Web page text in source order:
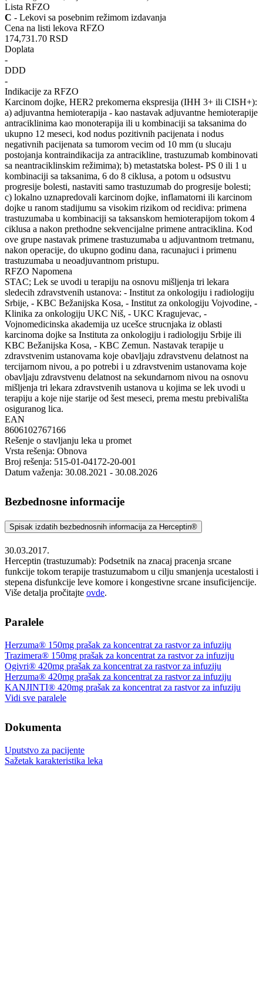
Lista RFZO
C - Lekovi sa posebnim režimom izdavanja
Cena na listi lekova RFZO
174,731.70 RSD
Doplata
-
DDD
-
Indikacije za RFZO
Karcinom dojke, HER2 prekomerna ekspresija (IHH 3+ ili CISH+):
a) adjuvantna hemioterapija - kao nastavak adjuvantne hemioterapije
antraciklinima kao monoterapija ili u kombinaciji sa taksanima do
ukupno 12 meseci, kod nodus pozitivnih pacijenata i nodus
negativnih pacijenata sa tumorom vecim od 10 mm (u slucaju
postojanja kontraindikacija za antracikline, trastuzumab kombinovati
sa neantraciklinskim režimima); b) metastatska bolest- PS 0 ili 1 u
kombinaciji sa taksanima, 6 do 8 ciklusa, a potom u odsustvu
progresije bolesti, nastaviti samo trastuzumab do progresije bolesti;
c) lokalno uznapredovali karcinom dojke, inflamatorni ili karcinom
dojke u ranom stadijumu sa visokim rizikom od recidiva: primena
trastuzumaba u kombinaciji sa taksanskom hemioterapijom tokom 4
ciklusa a nakon prethodne sekvencijalne primene antraciklina. Kod
ove grupe nastavak primene trastuzumaba u adjuvantnom tretmanu,
nakon operacije, do ukupno godinu dana, racunajuci i primenu
trastuzumaba u neoadjuvantnom pristupu.
RFZO Napomena
STAC; Lek se uvodi u terapiju na osnovu mišljenja tri lekara
sledecih zdravstvenih ustanova: - Institut za onkologiju i radiologiju
Srbije, - KBC Bežanijska Kosa, - Institut za onkologiju Vojvodine, -
Klinika za onkologiju UKC Niš, - UKC Kragujevac, -
Vojnomedicinska akademija uz ucešce strucnjaka iz oblasti
karcinoma dojke sa Instituta za onkologiju i radiologiju Srbije ili
KBC Bežanijska Kosa, - KBC Zemun. Nastavak terapije u
zdravstvenim ustanovama koje obavljaju zdravstvenu delatnost na
tercijarnom nivou, a po potrebi i u zdravstvenim ustanovama koje
obavljaju zdravstvenu delatnost na sekundarnom nivou na osnovu
mišljenja tri lekara zdravstvenih ustanova u kojima se lek uvodi u
terapiju a koje nije starije od šest meseci, prema mestu prebivališta
osiguranog lica.
EAN
8606102767166
Rešenje o stavljanju leka u promet
Vrsta rešenja: Obnova
Broj rešenja: 515-01-04172-20-001
Datum važenja: 30.08.2021 - 30.08.2026
Bezbednosne informacije
Spisak izdatih bezbednosnih informacija za Herceptin®
30.03.2017.
Herceptin (trastuzumab): Podsetnik na znacaj pracenja srcane
funkcije tokom terapije trastuzumabom u cilju smanjenja ucestalosti i
stepena disfunkcije leve komore i kongestivne srcane insuficijencije.
Više detalja pročitajte ovde.
Paralele
Herzuma® 150mg prašak za koncentrat za rastvor za infuziju
Trazimera® 150mg prašak za koncentrat za rastvor za infuziju
Ogivri® 420mg prašak za koncentrat za rastvor za infuziju
Herzuma® 420mg prašak za koncentrat za rastvor za infuziju
KANJINTI® 420mg prašak za koncentrat za rastvor za infuziju
Vidi sve paralele
Dokumenta
Uputstvo za pacijente
Sažetak karakteristika leka